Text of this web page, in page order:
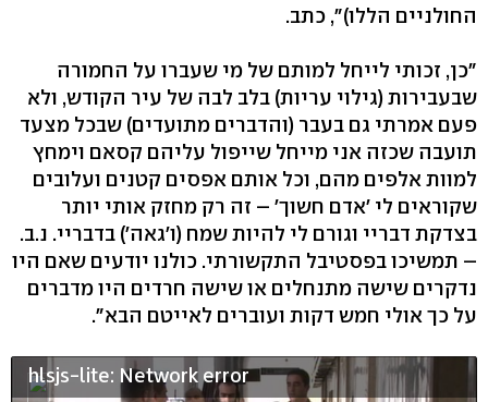
החולניים הללו)", כתב.
"כן, זכותי לייחל למותם של מי שעברו על החמורה
שבעבירות (גילוי עריות) בלב לבה של עיר הקודש, ולא
פעם אמרתי גם בעבר (והדברים מתועדים) שבכל מצעד
תועבה שכזה אני מייחל שייפול עליהם קסאם וימחץ
למוות אלפים מהם, וכל אותם אפסים קטנים ועלובים
שקוראים לי 'אדם חשוך' – זה רק מחזק אותי יותר
בצדקת דבריי וגורם לי להיות שמח (ו'גאה') בדבריי. נ.ב.
– תמשיכו בפסטיבל התקשורתי. כולנו יודעים שאם היו
נדקרים שישה מתנחלים או שישה חרדים היו מדברים
על כך אולי חמש דקות ועוברים לאייטם הבא".
hlsjs-lite: Network error